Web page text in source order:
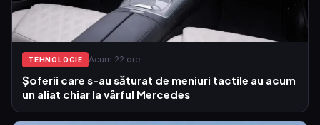
TEHNOLOGIE Acum 22 ore
Șoferii care s-au săturat de meniuri tactile au acum
un aliat chiar la vârful Mercedes